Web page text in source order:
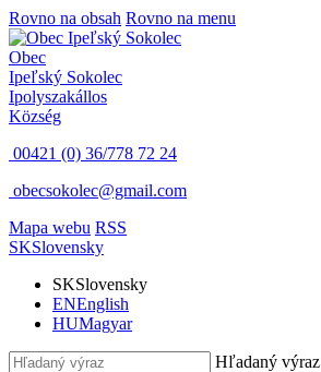
Rovno na obsah Rovno na menu
Obec
Ipeľský Sokolec
Ipolyszakállos
Község
00421 (0) 36/778 72 24
obecsokolec@gmail.com
Mapa webu RSS
SKSlovensky
SKSlovensky
ENEnglish
HUMagyar
Hľadaný výraz